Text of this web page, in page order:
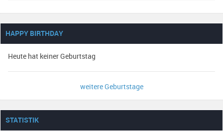
HAPPY BIRTHDAY
Heute hat keiner Geburtstag
weitere Geburtstage
STATISTIK